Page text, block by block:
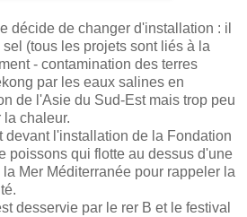
décide de changer d'installation : il
(tous les projets sont liés à la
- contamination des terres
par les eaux salines en
de l'Asie du Sud-Est mais trop peu
la chaleur.
devant l'installation de la Fondation
poissons qui flotte au dessus d'une
Mer Méditerranée pour rappeler la
desservie par le rer B et le festival